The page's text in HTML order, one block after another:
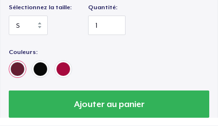
Sélectionnez la taille: Quantité:
Couleurs:
Ajouter au panier